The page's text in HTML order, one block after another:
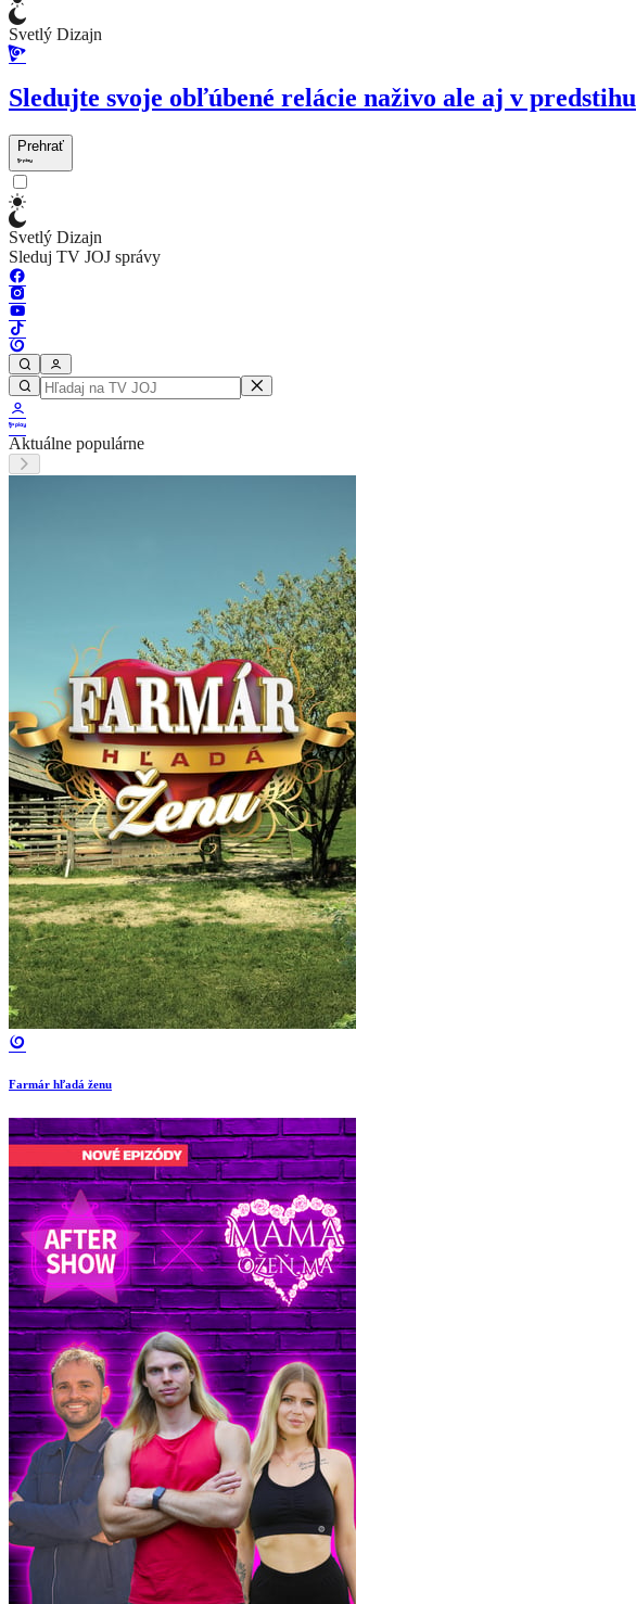
Svetlý Dizajn
Sledujte svoje obľúbené relácie naživo ale aj v predstihu
Prehrať
Svetlý Dizajn
Sleduj TV JOJ správy
Aktuálne populárne
Farmár hľadá ženu